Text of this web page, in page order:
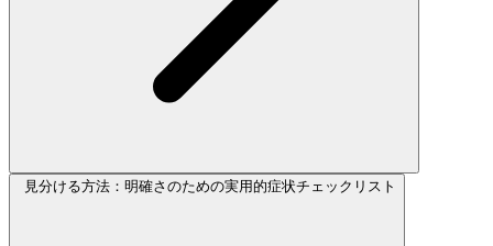
見分ける方法：明確さのための実用的症状チェックリスト